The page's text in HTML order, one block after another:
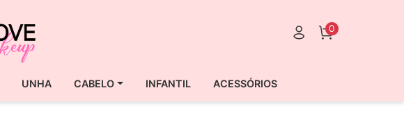
0
UNHA CABELO INFANTIL ACESSÓRIOS